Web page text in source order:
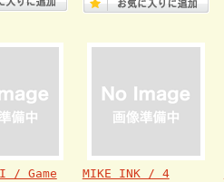
/ Game
MIKE INK / 4